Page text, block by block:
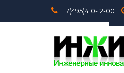
+7(495)410-12-00